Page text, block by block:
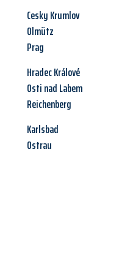
Cesky Krumlov
Olmütz
Prag
Hradec Králové
Osti nad Labem
Reichenberg
Karlsbad
Ostrau